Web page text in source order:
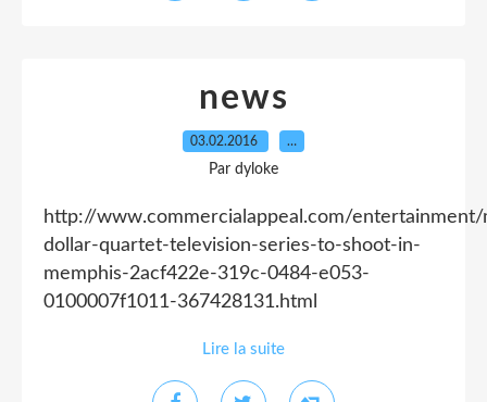
news
03.02.2016 …
Par dyloke
http://www.commercialappeal.com/
dollar-quartet-television-series-to-shoot-in-
memphis-2acf422e-319c-0484-e053-
0100007f1011-367428131.html
Lire la suite